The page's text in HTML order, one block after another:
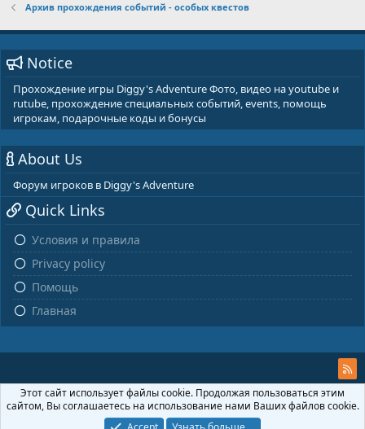
Архив прохождения событий - особых квестов
Notice
Прохождение игры Diggy's Adventure Фото, видео на youtube и
rutube, прохождение специальных событий, events, помощь
игрокам, подарочные коды и бонусы
About Us
Форум игроков в Diggy's Adventure
Quick Links
Условия и правила
Privacy policy
Помощь
Главная
Этот сайт использует файлы cookie. Продолжая пользоваться этим
сайтом, Вы соглашаетесь на использование нами Ваших файлов cookie.